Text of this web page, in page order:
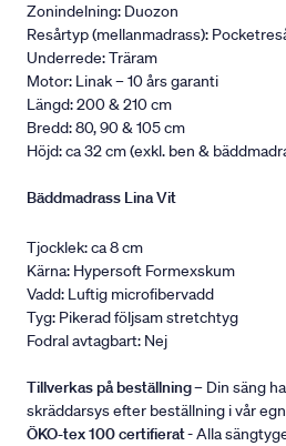
Zonindelning: Duozon
Resårtyp (mellanmadrass):
Underrede: Träram
Motor: Linak – 10 års garanti
Längd: 200 & 210 cm
Bredd: 80, 90 & 105 cm
Höjd: ca 32 cm (exkl. ben &
Bäddmadrass Lina Vit
Tjocklek: ca 8 cm
Kärna: Hypersoft Formexskum
Vadd: Luftig microfibervadd
Tyg: Pikerad följsam stretchtyg
Fodral avtagbart: Nej
Tillverkas på beställning– Din säng
skräddarsys efter beställning i vår
ÖKO-tex 100 certifierat- Alla